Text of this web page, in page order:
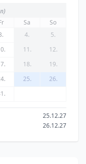
Sa
So
4.
5.
11.
12.
18.
19.
25.
26.
25.12.27
26.12.27